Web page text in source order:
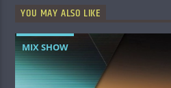
YOU MAY ALSO LIKE
MIX SHOW